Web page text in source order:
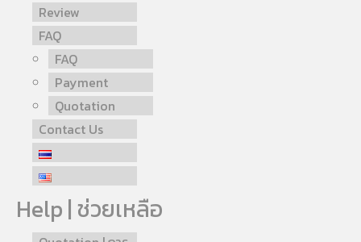
Review
FAQ
FAQ
Payment
Quotation
Contact Us
Help | ช่วยเหลือ